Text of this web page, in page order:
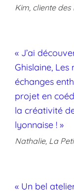
Kim, cliente des
« J’ai
Ghislaine, Les
échanges
projet en
la créativité
lyonnaise ! »
Nathalie, La
« Un bel